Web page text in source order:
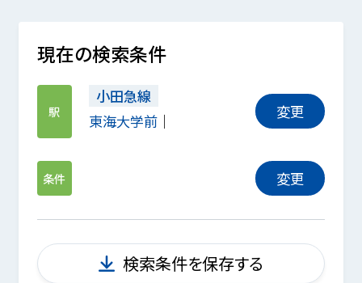
現在の検索条件
駅
小田急線
東海大学前
変更
条件 変更
検索条件を保存する